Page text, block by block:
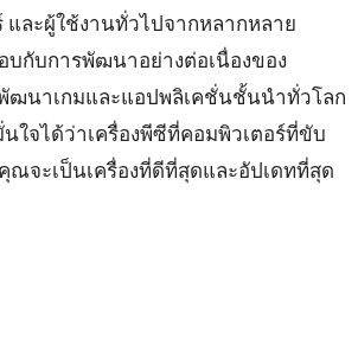
และผู้ใช้งานทั่วไปจากหลากหลาย
บกับการพัฒนาอย่างต่อเนื่องของ
ฒนาเกมและแอปพลิเคชั่นชั้นนำทั่วโลก
ใจได้ว่าเครื่องพีซีที่คอมพิวเตอร์ที่ขับ
ณจะเป็นเครื่องที่ดีที่สุดและอัปเดทที่สุด